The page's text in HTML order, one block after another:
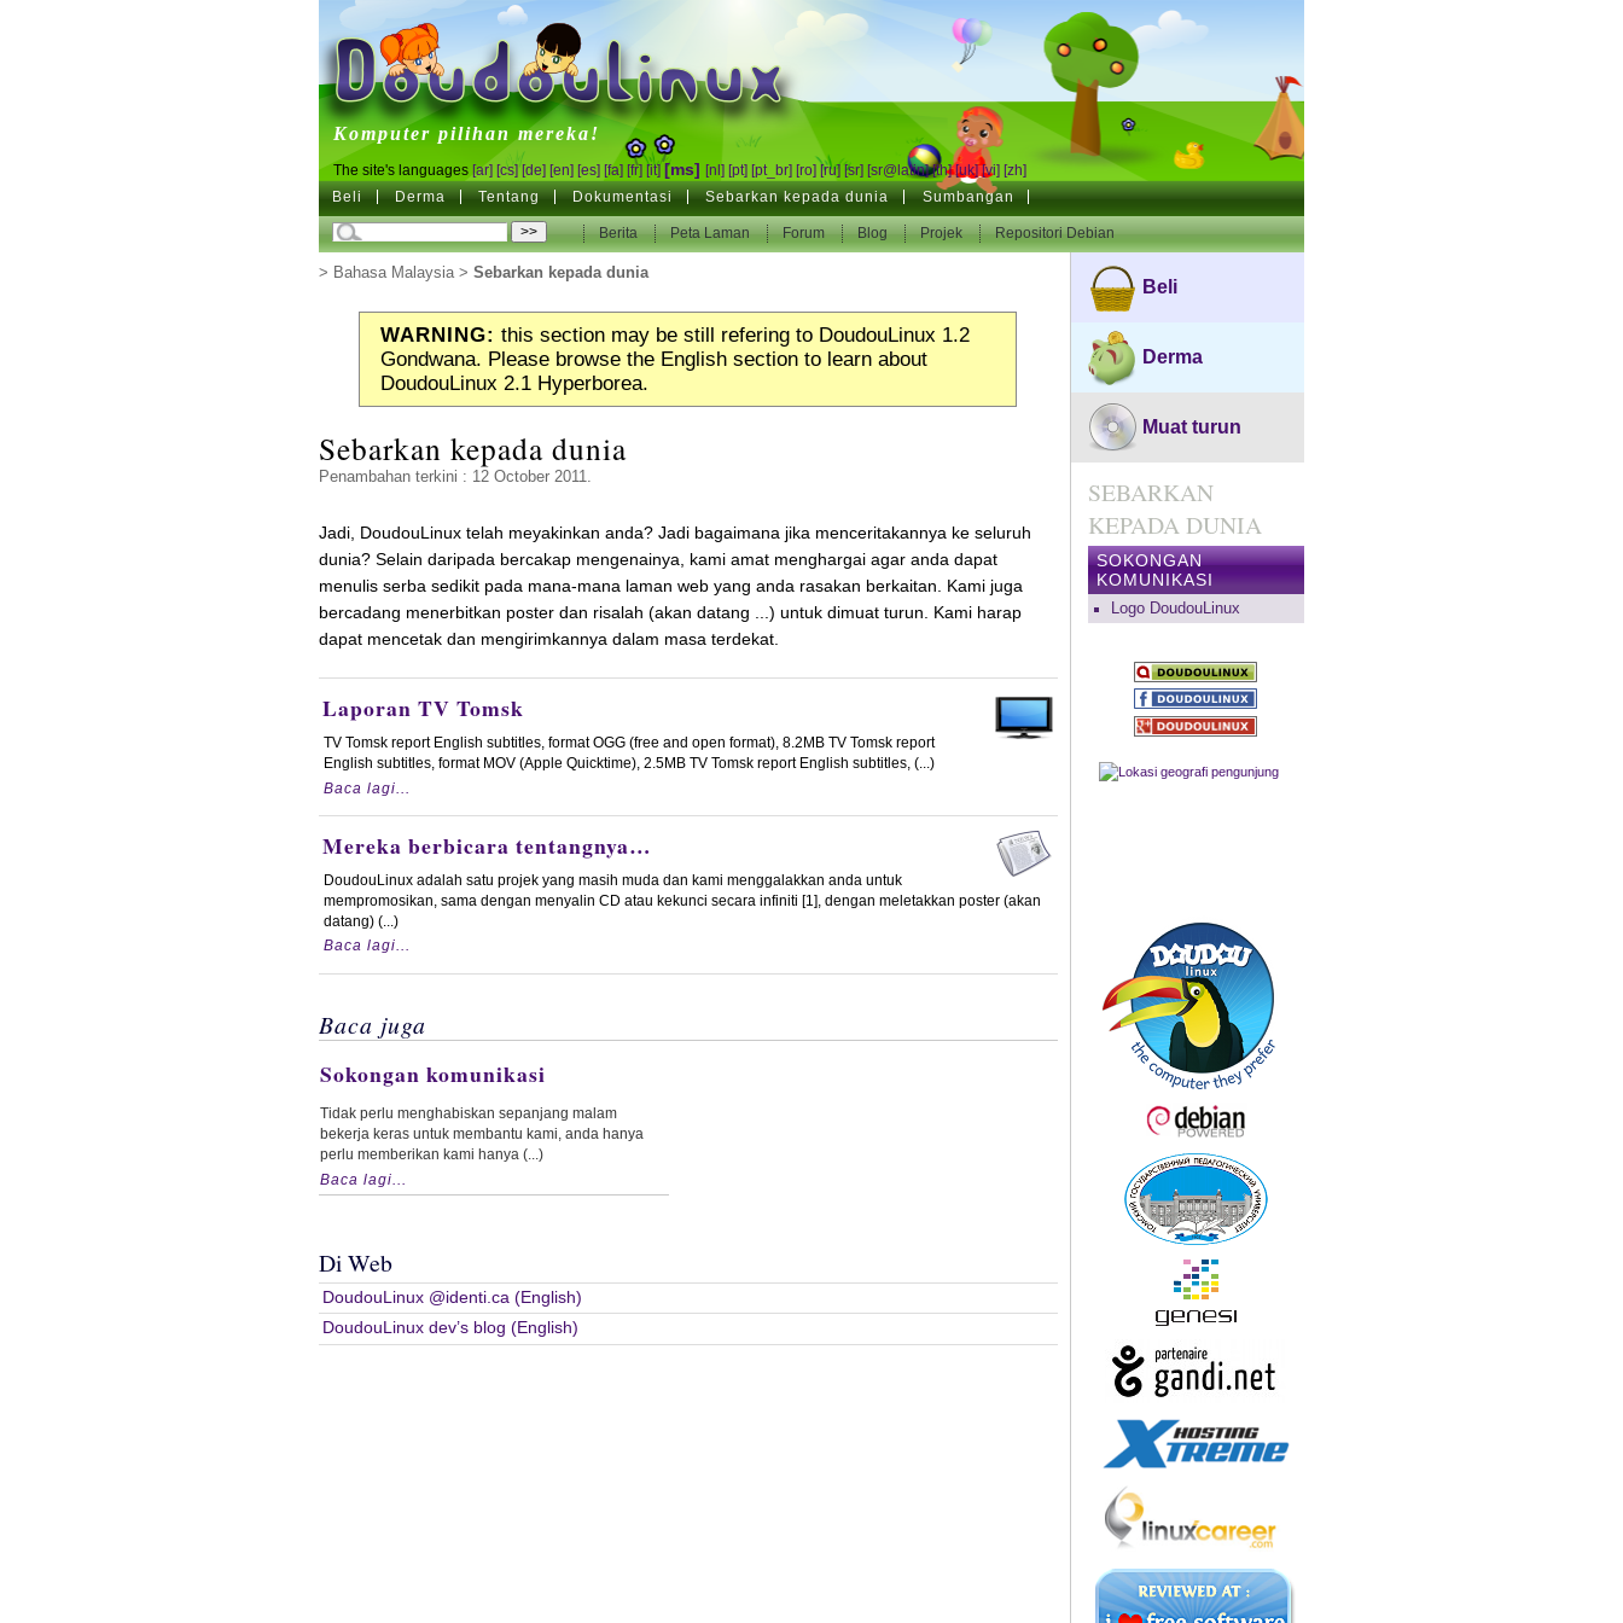
DoudouLinux
Komputer pilihan mereka!
The site's languages [ar] [cs] [de] [en] [es] [fa] [fr] [it] [ms] [nl] [pt] [pt_br] [ro] [ru] [sr] [sr@latin] [th] [uk] [vi] [zh]
Beli Derma Tentang Dokumentasi Sebarkan kepada dunia Sumbangan
Berita Peta Laman Forum Blog Projek Repositori Debian
> Bahasa Malaysia> Sebarkan kepada dunia
WARNING: this section may be still refering to DoudouLinux 1.2
Gondwana. Please browse the English section to learn about
DoudouLinux 2.1 Hyperborea.
Sebarkan kepada dunia
Penambahan terkini : 12 October 2011.
Jadi, DoudouLinux telah meyakinkan anda? Jadi bagaimana jika menceritakannya ke seluruh
dunia? Selain daripada bercakap mengenainya, kami amat menghargai agar anda dapat
menulis serba sedikit pada mana-mana laman web yang anda rasakan berkaitan. Kami juga
bercadang menerbitkan poster dan risalah (akan datang ...) untuk dimuat turun. Kami harap
dapat mencetak dan mengirimkannya dalam masa terdekat.
Laporan TV Tomsk
TV Tomsk report English subtitles, format OGG (free and open format), 8.2MB TV Tomsk report
English subtitles, format MOV (Apple Quicktime), 2.5MB TV Tomsk report English subtitles, (...)
Baca lagi...
Mereka berbicara tentangnya…
DoudouLinux adalah satu projek yang masih muda dan kami menggalakkan anda untuk
mempromosikan, sama dengan menyalin CD atau kekunci secara infiniti [1], dengan meletakkan poster (akan
datang) (...)
Baca lagi...
Baca juga
Sokongan komunikasi
Tidak perlu menghabiskan sepanjang malam
bekerja keras untuk membantu kami, anda hanya
perlu memberikan kami hanya (...)
Baca lagi...
Di Web
DoudouLinux @identi.ca (English)
DoudouLinux dev’s blog (English)
Beli
Derma
Muat turun
SEBARKAN
KEPADA DUNIA
SOKONGAN
KOMUNIKASI
Logo DoudouLinux